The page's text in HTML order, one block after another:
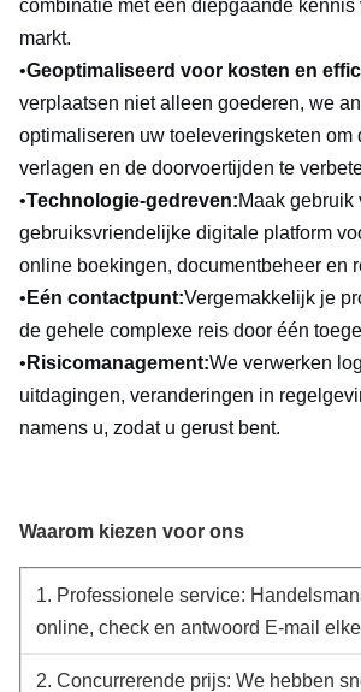
combinatie met een diepgaande
markt.
•Geoptimaliseerd voor kosten en
verplaatsen niet alleen goederen, we
optimaliseren uw toeleveringsketen om
verlagen en de doorvoertijden te
•Technologie-gedreven:Maak gebruik
gebruiksvriendelijke digitale platform
online boekingen, documentbeheer en
• Eén contactpunt:Vergemakkelijk je
de gehele complexe reis door één
• Risicomanagement:We verwerken
uitdagingen, veranderingen in
namens u, zodat u gerust bent.
Waarom kiezen voor ons
1. Professionele service:
online, check en antwoord E-mail
2. Concurrerende prijs: We hebben